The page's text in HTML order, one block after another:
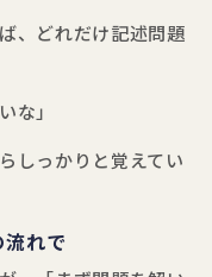
、どれだけ記述問題
な」
しっかりと覚えてい
れで